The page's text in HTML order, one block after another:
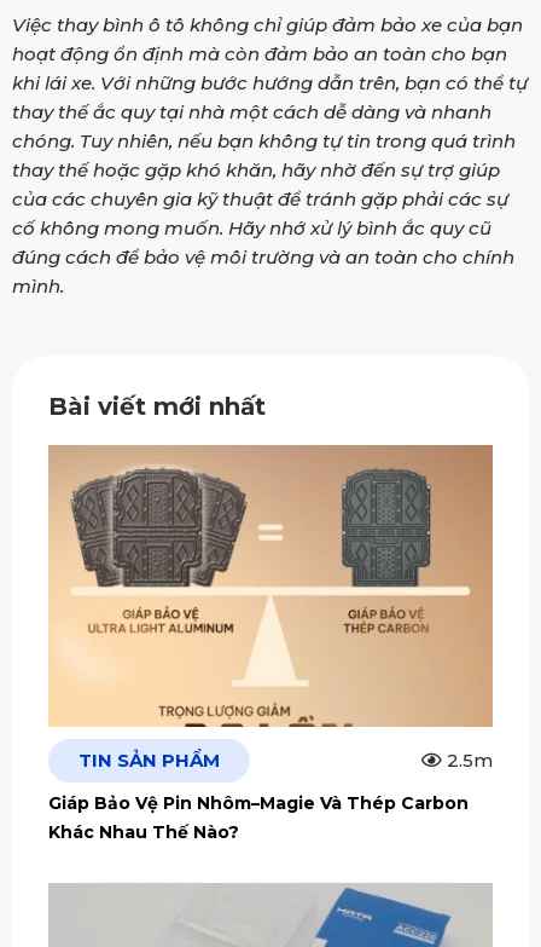
Việc thay bình ô tô không chỉ giúp đảm bảo xe của bạn
hoạt động ổn định mà còn đảm bảo an toàn cho bạn
khi lái xe. Với những bước hướng dẫn trên, bạn có thể tự
thay thế ắc quy tại nhà một cách dễ dàng và nhanh
chóng. Tuy nhiên, nếu bạn không tự tin trong quá trình
thay thế hoặc gặp khó khăn, hãy nhờ đến sự trợ giúp
của các chuyên gia kỹ thuật để tránh gặp phải các sự
cố không mong muốn. Hãy nhớ xử lý bình ắc quy cũ
đúng cách để bảo vệ môi trường và an toàn cho chính
mình.
Bài viết mới nhất
TIN SẢN PHẨM 2.5m
Giáp Bảo Vệ Pin Nhôm–Magie Và Thép Carbon
Khác Nhau Thế Nào?